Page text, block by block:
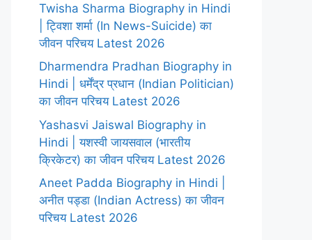
Twisha Sharma Biography in Hindi
| ट्विशा शर्मा (In News-Suicide) का
जीवन परिचय Latest 2026
Dharmendra Pradhan Biography in
Hindi | धर्मेंद्र प्रधान (Indian Politician)
का जीवन परिचय Latest 2026
Yashasvi Jaiswal Biography in
Hindi | यशस्वी जायसवाल (भारतीय
क्रिकेटर) का जीवन परिचय Latest 2026
Aneet Padda Biography in Hindi |
अनीत पड्डा (Indian Actress) का जीवन
परिचय Latest 2026